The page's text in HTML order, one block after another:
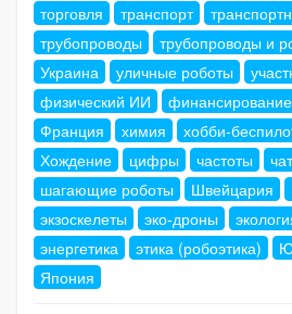
торговля
транспорт
трубопроводы
трубопроводы и
Украина
уличные роботы
физический ИИ
финансирование
Франция
химия хобби-
Хождение
цифры частоты
шагающие роботы
Швейцария
экзоскелеты
эко-дроны
энергетика
этика (робоэтика)
Япония